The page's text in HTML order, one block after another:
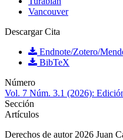
Vancouver
Descargar Cita
Endnote/Zotero/
BibTeX
Número
Vol. 7 Núm. 3.1 (2026):
Sección
Artículos
Derechos de autor 2026 Juan